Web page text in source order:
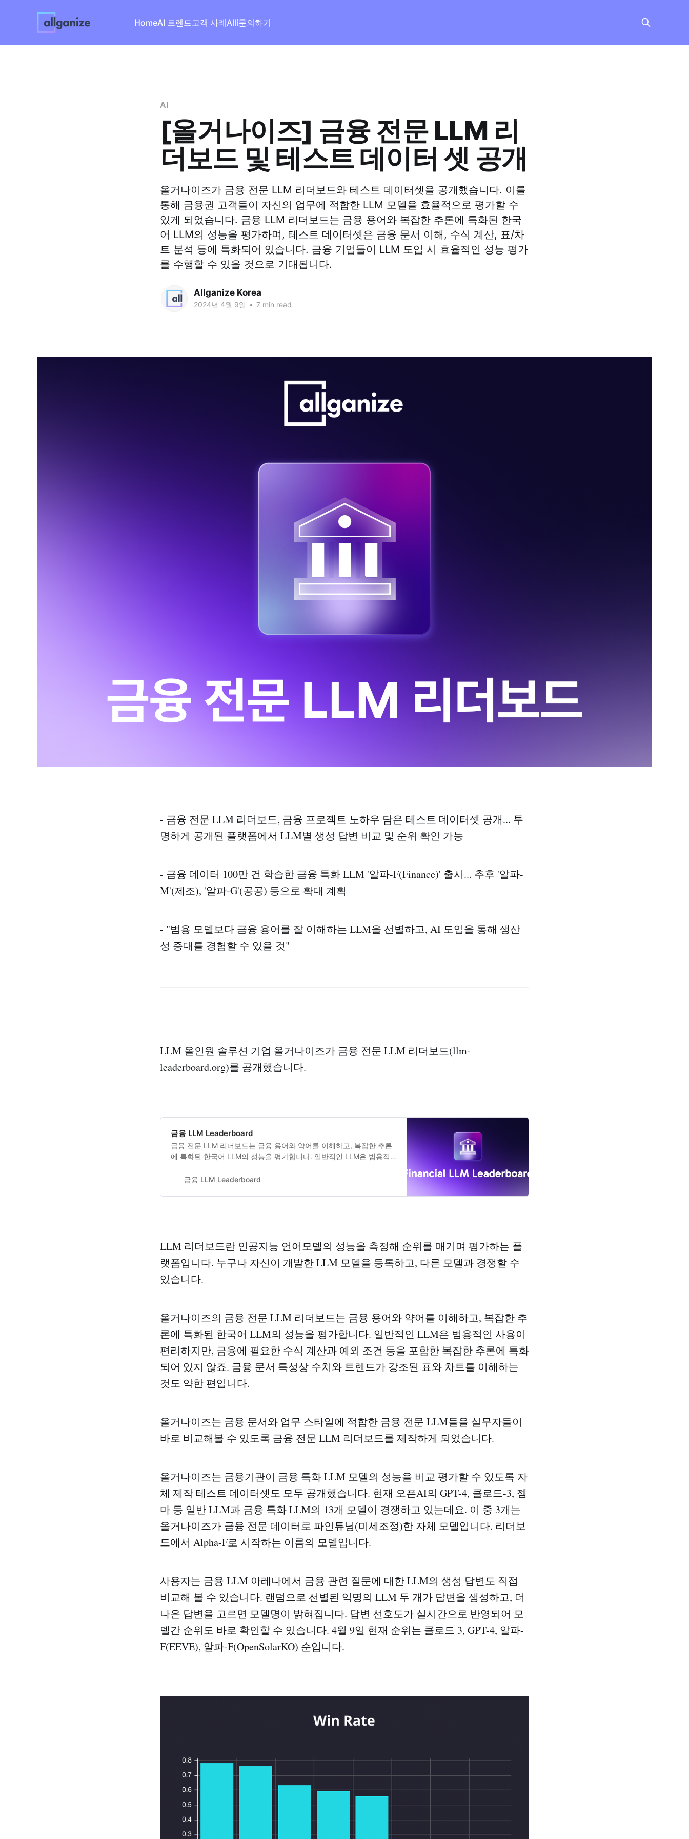
HomeAI 트렌드고객 사례Alli문의하기
AI
[올거나이즈] 금융 전문 LLM 리
더보드 및 테스트 데이터 셋 공개
올거나이즈가 금융 전문 LLM 리더보드와 테스트 데이터셋을 공개했습니다. 이를
통해 금융권 고객들이 자신의 업무에 적합한 LLM 모델을 효율적으로 평가할 수
있게 되었습니다. 금융 LLM 리더보드는 금융 용어와 복잡한 추론에 특화된 한국
어 LLM의 성능을 평가하며, 테스트 데이터셋은 금융 문서 이해, 수식 계산, 표/차
트 분석 등에 특화되어 있습니다. 금융 기업들이 LLM 도입 시 효율적인 성능 평가
를 수행할 수 있을 것으로 기대됩니다.
Allganize Korea
2024년 4월 9일 • 7 min read
- 금융 전문 LLM 리더보드, 금융 프로젝트 노하우 담은 테스트 데이터셋 공개... 투
명하게 공개된 플랫폼에서 LLM별 생성 답변 비교 및 순위 확인 가능
- 금융 데이터 100만 건 학습한 금융 특화 LLM '알파-F(Finance)' 출시... 추후 '알파-
M'(제조), '알파-G'(공공) 등으로 확대 계획
- "범용 모델보다 금융 용어를 잘 이해하는 LLM을 선별하고, AI 도입을 통해 생산
성 증대를 경험할 수 있을 것"
LLM 올인원 솔루션 기업 올거나이즈가 금융 전문 LLM 리더보드(llm-
leaderboard.org)를 공개했습니다.
금융 LLM Leaderboard
금융 전문 LLM 리더보드는 금융 용어와 약어를 이해하고, 복잡한 추론
에 특화된 한국어 LLM의 성능을 평가합니다. 일반적인 LLM은 범용적
함한 복잡한 추론에 특화되어있지 않습니다. 금융 문서 특성상 수치와
LLM은 금융권 실무자들이 업무 현장에서 바로 사용할 수 있도록 금융
터들로, 금융 문서 스타일 및 업무 연관도가 높은 내용으로 구성되어 있
습니다. 이 리더보드는 올거나이즈가 운영하고 있습니다.
금융 LLM Leaderboard
LLM 리더보드란 인공지능 언어모델의 성능을 측정해 순위를 매기며 평가하는 플
랫폼입니다. 누구나 자신이 개발한 LLM 모델을 등록하고, 다른 모델과 경쟁할 수
있습니다.
올거나이즈의 금융 전문 LLM 리더보드는 금융 용어와 약어를 이해하고, 복잡한 추
론에 특화된 한국어 LLM의 성능을 평가합니다. 일반적인 LLM은 범용적인 사용이
편리하지만, 금융에 필요한 수식 계산과 예외 조건 등을 포함한 복잡한 추론에 특화
되어 있지 않죠. 금융 문서 특성상 수치와 트렌드가 강조된 표와 차트를 이해하는
것도 약한 편입니다.
올거나이즈는 금융 문서와 업무 스타일에 적합한 금융 전문 LLM들을 실무자들이
바로 비교해볼 수 있도록 금융 전문 LLM 리더보드를 제작하게 되었습니다.
올거나이즈는 금융기관이 금융 특화 LLM 모델의 성능을 비교 평가할 수 있도록 자
체 제작 테스트 데이터셋도 모두 공개했습니다. 현재 오픈AI의 GPT-4, 클로드-3, 젬
마 등 일반 LLM과 금융 특화 LLM의 13개 모델이 경쟁하고 있는데요. 이 중 3개는
올거나이즈가 금융 전문 데이터로 파인튜닝(미세조정)한 자체 모델입니다. 리더보
드에서 Alpha-F로 시작하는 이름의 모델입니다.
사용자는 금융 LLM 아레나에서 금융 관련 질문에 대한 LLM의 생성 답변도 직접
비교해 볼 수 있습니다. 랜덤으로 선별된 익명의 LLM 두 개가 답변을 생성하고, 더
나은 답변을 고르면 모델명이 밝혀집니다. 답변 선호도가 실시간으로 반영되어 모
델간 순위도 바로 확인할 수 있습니다. 4월 9일 현재 순위는 클로드 3, GPT-4, 알파-
F(EEVE), 알파-F(OpenSolarKO) 순입니다.